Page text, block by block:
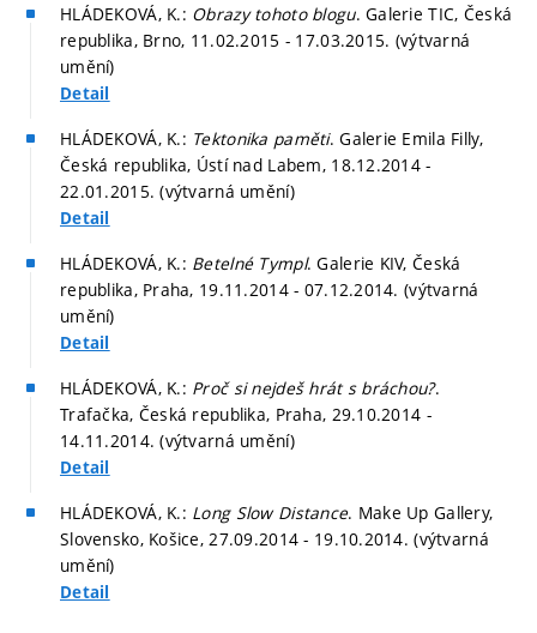
HLÁDEKOVÁ, K.: Obrazy tohoto blogu. Galerie TIC, Česká
republika, Brno, 11.02.2015 - 17.03.2015. (výtvarná
umění)
Detail
HLÁDEKOVÁ, K.: Tektonika paměti. Galerie Emila Filly,
Česká republika, Ústí nad Labem, 18.12.2014 -
22.01.2015. (výtvarná umění)
Detail
HLÁDEKOVÁ, K.: Betelné Tympl. Galerie KIV, Česká
republika, Praha, 19.11.2014 - 07.12.2014. (výtvarná
umění)
Detail
HLÁDEKOVÁ, K.: Proč si nejdeš hrát s bráchou?.
Trafačka, Česká republika, Praha, 29.10.2014 -
14.11.2014. (výtvarná umění)
Detail
HLÁDEKOVÁ, K.: Long Slow Distance. Make Up Gallery,
Slovensko, Košice, 27.09.2014 - 19.10.2014. (výtvarná
umění)
Detail